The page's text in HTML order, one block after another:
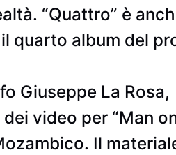
“Quattro” è
quarto album del
Giuseppe La Rosa,
video per “Man
Il